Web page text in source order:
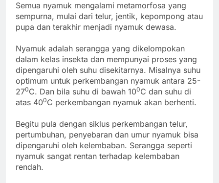
Semua nyamuk mengalami metamorfosa yang
sempurna, mulai dari telur, jentik, kepompong atau
pupa dan terakhir menjadi nyamuk dewasa.
Nyamuk adalah serangga yang dikelompokan
dalam kelas insekta dan mempunyai proses yang
dipengaruhi oleh suhu disekitarnya. Misalnya suhu
optimum untuk perkembangan nyamuk antara 25-
270C. Dan bila suhu di bawah 100C dan suhu di
atas 400C perkembangan nyamuk akan berhenti.
Begitu pula dengan siklus perkembangan telur,
pertumbuhan, penyebaran dan umur nyamuk bisa
dipengaruhi oleh kelembaban. Serangga seperti
nyamuk sangat rentan terhadap kelembaban
rendah.